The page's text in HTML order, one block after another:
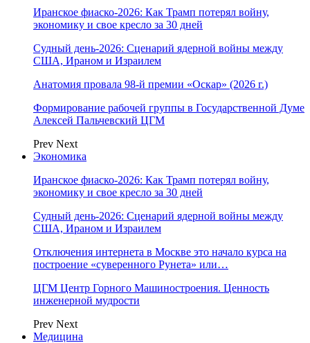
Иранское фиаско-2026: Как Трамп потерял войну,
экономику и свое кресло за 30 дней
Судный день-2026: Сценарий ядерной войны между
США, Ираном и Израилем
Анатомия провала 98-й премии «Оскар» (2026 г.)
Формирование рабочей группы в Государственной Думе
Алексей Пальчевский ЦГМ
Prev Next
Экономика
Иранское фиаско-2026: Как Трамп потерял войну,
экономику и свое кресло за 30 дней
Судный день-2026: Сценарий ядерной войны между
США, Ираном и Израилем
Отключения интернета в Москве это начало курса на
построение «суверенного Рунета» или…
ЦГМ Центр Горного Машиностроения. Ценность
инженерной мудрости
Prev Next
Медицина